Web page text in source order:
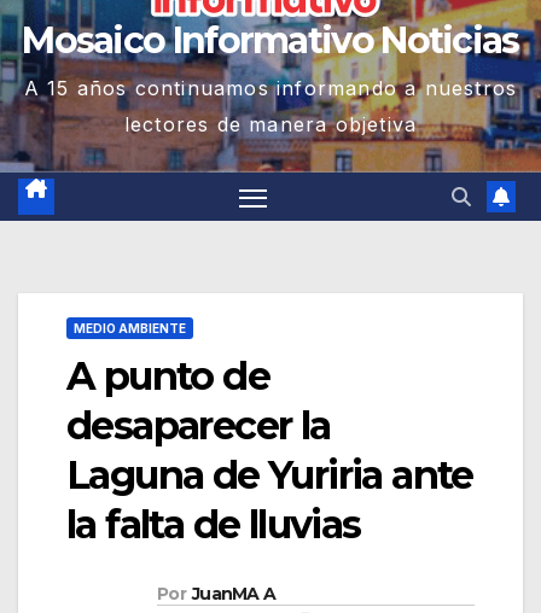
Mosaico Informativo Noticias
A 15 años continuamos informando a nuestros
lectores de manera objetiva
MEDIO AMBIENTE
A punto de
desaparecer la
Laguna de Yuriria ante
la falta de lluvias
Por JuanMA A